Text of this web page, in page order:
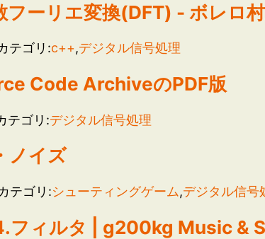
フーリエ変換(DFT) - ボレロ
テゴリ:c++,デジタル信号処理
Code ArchiveのPDF版
テゴリ:デジタル信号処理
ノイズ
テゴリ:シューティングゲーム,デジタル信号
フィルタ | g200kg Music &